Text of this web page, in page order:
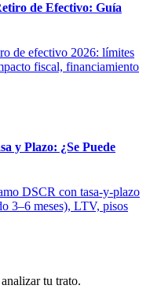
de Efectivo: Guía
de efectivo 2026: límites
fiscal, financiamiento
y Plazo: ¿Se Puede
DSCR con tasa-y-plazo
3–6 meses), LTV, pisos
tu trato.